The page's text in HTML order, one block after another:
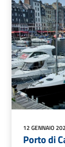
12 GENNAIO
Porto di